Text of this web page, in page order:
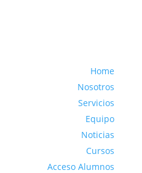
Home
Nosotros
Servicios
Equipo
Noticias
Cursos
Acceso Alumnos